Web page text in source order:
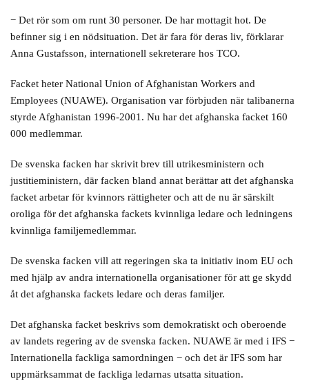
− Det rör som om runt 30 personer. De har mottagit hot. De
befinner sig i en nödsituation. Det är fara för deras liv, förklarar
Anna Gustafsson, internationell sekreterare hos TCO.
Facket heter National Union of Afghanistan Workers and
Employees (NUAWE). Organisation var förbjuden när talibanerna
styrde Afghanistan 1996-2001. Nu har det afghanska facket 160
000 medlemmar.
De svenska facken har skrivit brev till utrikesministern och
justitieministern, där facken bland annat berättar att det afghanska
facket arbetar för kvinnors rättigheter och att de nu är särskilt
oroliga för det afghanska fackets kvinnliga ledare och ledningens
kvinnliga familjemedlemmar.
De svenska facken vill att regeringen ska ta initiativ inom EU och
med hjälp av andra internationella organisationer för att ge skydd
åt det afghanska fackets ledare och deras familjer.
Det afghanska facket beskrivs som demokratiskt och oberoende
av landets regering av de svenska facken. NUAWE är med i IFS −
Internationella fackliga samordningen − och det är IFS som har
uppmärksammat de fackliga ledarnas utsatta situation.